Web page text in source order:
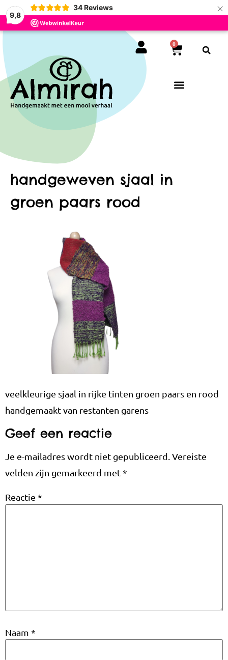
9,8
34 Reviews ×
0
handgeweven sjaal in
groen paars rood
veelkleurige sjaal in rijke tinten groen paars en rood
handgemaakt van restanten garens
Geef een reactie
Je e-mailadres wordt niet gepubliceerd. Vereiste
velden zijn gemarkeerd met*
Reactie *
Naam *